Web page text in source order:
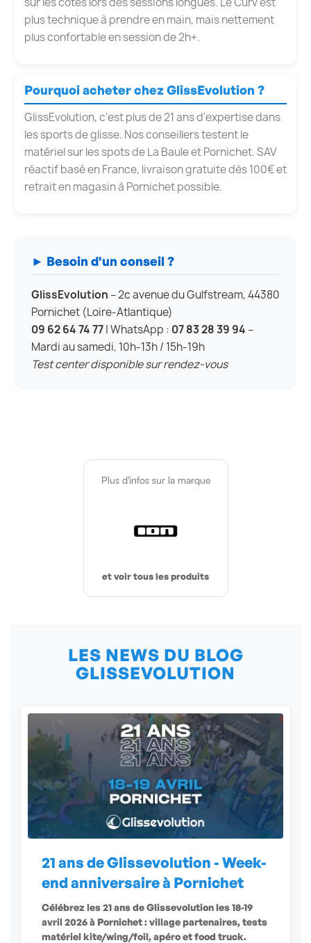
plus technique à prendre en main, mais nettement
plus confortable en session de 2h+.
Pourquoi acheter chez GlissEvolution ?
GlissEvolution, c'est plus de 21 ans d'expertise dans
les sports de glisse. Nos conseillers testent le
matériel sur les spots de La Baule et Pornichet. SAV
réactif basé en France, livraison gratuite dès 100€ et
retrait en magasin à Pornichet possible.
► Besoin d'un conseil ?
GlissEvolution – 2c avenue du Gulfstream, 44380
Pornichet (Loire-Atlantique)
09 62 64 74 77| WhatsApp : 07 83 28 39 94 –
Mardi au samedi, 10h-13h / 15h-19h
Test center disponible sur rendez-vous
Plus d'infos sur la marque
et voir tous les produits
LES NEWS DU BLOG
GLISSEVOLUTION
21 ans de Glissevolution - Week-
end anniversaire à Pornichet
Célébrez les 21 ans de Glissevolution les 18-19
avril 2026 à Pornichet : village partenaires, tests
matériel kite/wing/foil, apéro et food truck.